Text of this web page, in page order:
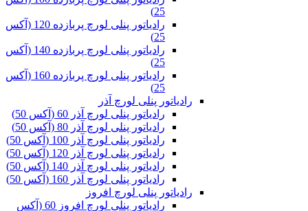
25)
رادیاتور پنلی لورچ پربازده 120 (آکس
25)
رادیاتور پنلی لورچ پربازده 140 (آکس
25)
رادیاتور پنلی لورچ پربازده 160 (آکس
25)
رادیاتور پنلی لورچ آذر
رادیاتور پنلی لورچ آذر 60 (آکس 50)
رادیاتور پنلی لورچ آذر 80 (آکس 50)
رادیاتور پنلی لورچ آذر 100 (آکس 50)
رادیاتور پنلی لورچ آذر 120 (آکس 50)
رادیاتور پنلی لورچ آذر 140 (آکس 50)
رادیاتور پنلی لورچ آذر 160 (آکس 50)
رادیاتور پنلی لورچ افروز
رادیاتور پنلی لورچ افروز 60 (آکس